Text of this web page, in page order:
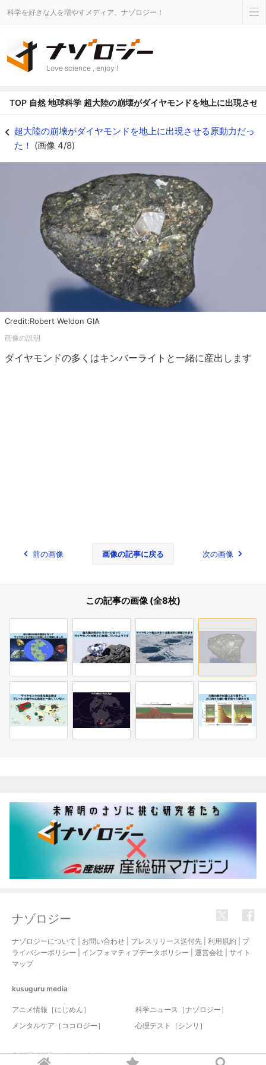
科学を好きな人を増やすメディア、ナゾロジー！
Love science , enjoy !
TOP 自然 地球科学 超大陸の崩壊がダイヤモンドを地上に出現させ
超大陸の崩壊がダイヤモンドを地上に出現させる原動力だっ
た！ (画像 4/8)
Credit:Robert Weldon GIA
ダイヤモンドの多くはキンバーライトと一緒に産出します
前の画像 画像の記事に戻る 次の画像
この記事の画像 (全8枚)
ナゾロジー
ナゾロジーについて お問い合わせ プレスリリース送付先 利用規約
プ
ライバシーポリシー
インフォマティブデータポリシー 運営会社
サイト
マップ
kusuguru media
アニメ情報［にじめん］
科学ニュース［ナゾロジー］
メンタルケア［ココロジー］
心理テスト［シンリ］
© 2017-2026 nazology. all rights reserved.